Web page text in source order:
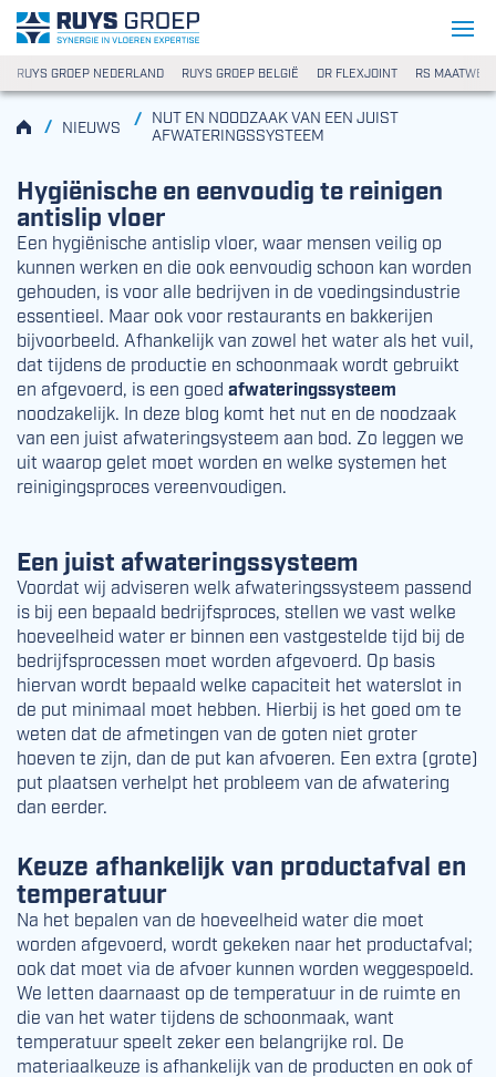
Ga naar content
Ruys Groep
RUYS GROEP NEDERLAND RUYS GROEP BELGIË DR FLEXJOINT RS
Nut en noodzaak van een juist
HOMENIEUWS
/
NUT EN NOODZAAK VAN EEN JUIST
AFWATERINGSSYSTEEM
/
Hygiënische en eenvoudig te reinigen
antislip vloer
Een hygiënische antislip vloer, waar mensen veilig op
kunnen werken en die ook eenvoudig schoon kan worden
gehouden, is voor alle bedrijven in de voedingsindustrie
essentieel. Maar ook voor restaurants en bakkerijen
bijvoorbeeld. Afhankelijk van zowel het water als het vuil,
dat tijdens de productie en schoonmaak wordt gebruikt
en afgevoerd, is een goed afwateringssysteem
noodzakelijk. In deze blog komt het nut en de noodzaak
van een juist afwateringsysteem aan bod. Zo leggen we
uit waarop gelet moet worden en welke systemen het
reinigingsproces vereenvoudigen.
Een juist afwateringssysteem
Voordat wij adviseren welk afwateringssysteem passend
is bij een bepaald bedrijfsproces, stellen we vast welke
hoeveelheid water er binnen een vastgestelde tijd bij de
bedrijfsprocessen moet worden afgevoerd. Op basis
hiervan wordt bepaald welke capaciteit het waterslot in
de put minimaal moet hebben. Hierbij is het goed om te
weten dat de afmetingen van de goten niet groter
hoeven te zijn, dan de put kan afvoeren. Een extra (grote)
put plaatsen verhelpt het probleem van de afwatering
dan eerder.
Keuze afhankelijk van productafval en
temperatuur
Na het bepalen van de hoeveelheid water die moet
worden afgevoerd, wordt gekeken naar het productafval;
ook dat moet via de afvoer kunnen worden weggespoeld.
We letten daarnaast op de temperatuur in de ruimte en
die van het water tijdens de schoonmaak, want
temperatuur speelt zeker een belangrijke rol. De
materiaalkeuze is afhankelijk van de producten en ook of